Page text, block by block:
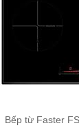
Bếp từ Faster